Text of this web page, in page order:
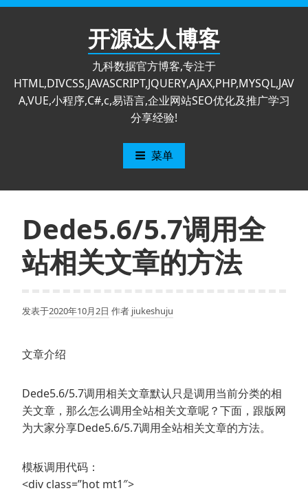
跳
开源达人博客
九科数据官方博客,专注于
HTML,DIVCSS,JAVASCRIPT,JQUERY,AJAX,PHP,MYSQL,JAV
A,VUE,小程序,C#,c,易语言,企业网站SEO优化及推广学习
分享经验!
菜单
Dede5.6/5.7调用全
站相关文章的方法
发表于2020年10月2日 作者 jiukeshuju
文章介绍
Dede5.6/5.7调用相关文章默认只是调用当前分类的相
关文章，那么怎么调用全站相关文章呢？下面，跟版网
为大家分享Dede5.6/5.7调用全站相关文章的方法。
模板调用代码：
<div class=”hot mt1″>